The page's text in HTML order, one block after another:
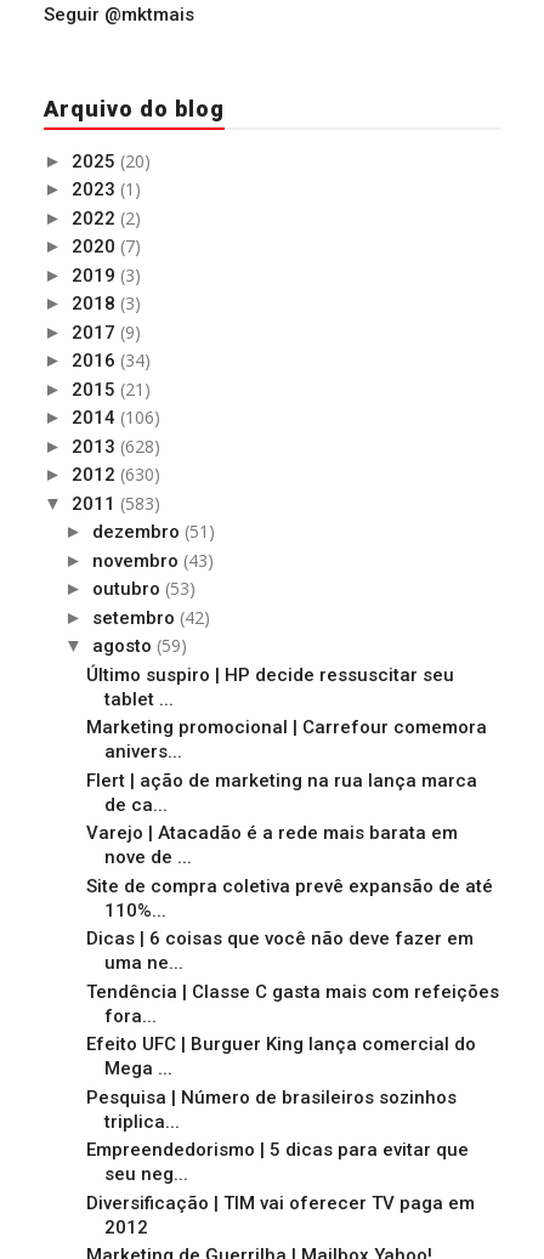
Seguir @mktmais
Arquivo do blog
► 2025 (20)
► 2023 (1)
► 2022 (2)
► 2020 (7)
► 2019 (3)
► 2018 (3)
► 2017 (9)
► 2016 (34)
► 2015 (21)
► 2014 (106)
► 2013 (628)
► 2012 (630)
▼ 2011 (583)
► dezembro (51)
► novembro (43)
► outubro (53)
► setembro (42)
▼ agosto (59)
Último suspiro | HP decide ressuscitar seu
tablet ...
Marketing promocional | Carrefour comemora
anivers...
Flert | ação de marketing na rua lança marca
de ca...
Varejo | Atacadão é a rede mais barata em
nove de ...
Site de compra coletiva prevê expansão de até
110%...
Dicas | 6 coisas que você não deve fazer em
uma ne...
Tendência | Classe C gasta mais com refeições
fora...
Efeito UFC | Burguer King lança comercial do
Mega ...
Pesquisa | Número de brasileiros sozinhos
triplica...
Empreendedorismo | 5 dicas para evitar que
seu neg...
Diversificação | TIM vai oferecer TV paga em
2012